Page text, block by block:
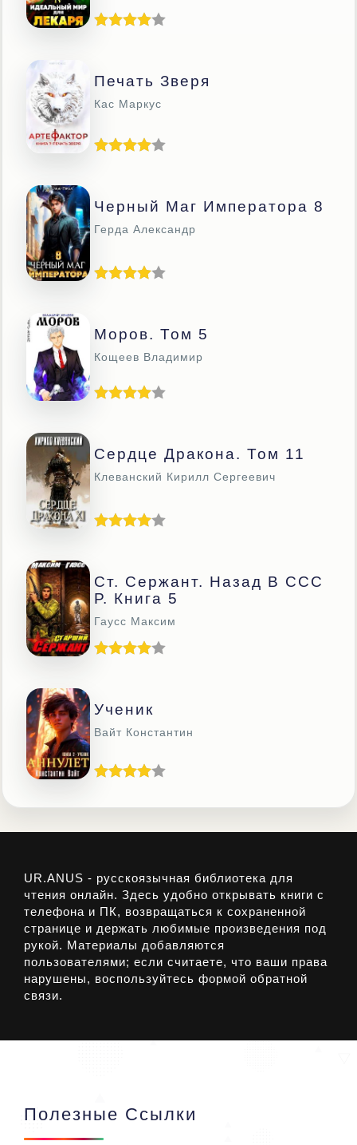
Печать Зверя
Кас Маркус
Черный Маг Императора 8
Герда Александр
Моров. Том 5
Кощеев Владимир
Сердце Дракона. Том 11
Клеванский Кирилл Сергеевич
Ст. Сержант. Назад В ССС
Р. Книга 5
Гаусс Максим
Ученик
Вайт Константин
UR.ANUS - русскоязычная библиотека для
чтения онлайн. Здесь удобно открывать книги с
телефона и ПК, возвращаться к сохраненной
странице и держать любимые произведения под
рукой. Материалы добавляются
пользователями; если считаете, что ваши права
нарушены, воспользуйтесь формой обратной
связи.
Полезные Ссылки